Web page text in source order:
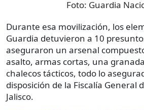
Foto: Guardia
Durante esa movilización, los
Guardia detuvieron a 10
aseguraron un arsenal
asalto, armas cortas, una
chalecos tácticos, todo lo
disposición de la Fiscalía General
Jalisco.